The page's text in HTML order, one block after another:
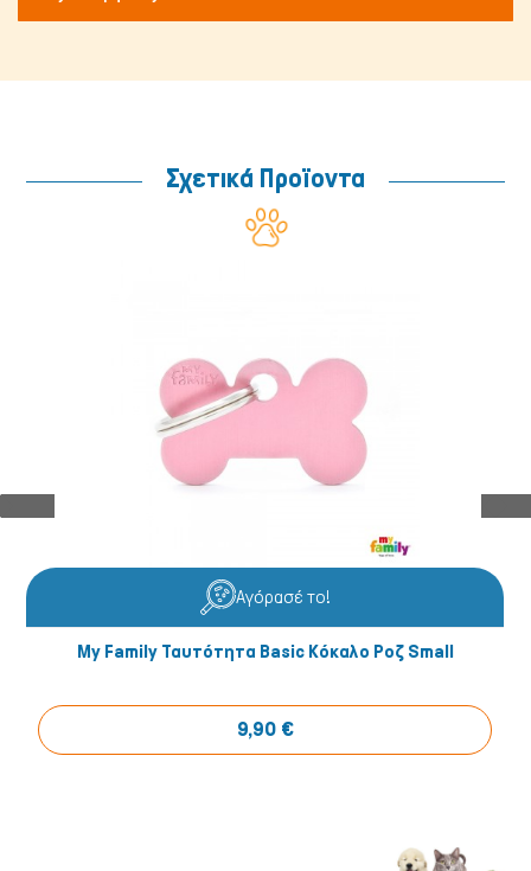
Μικρά ζώα
Σχετικά Προϊοντα
Αγόρασέ το!
My Family Ταυτότητα Basic Κόκαλο Ροζ Small
9,90 €